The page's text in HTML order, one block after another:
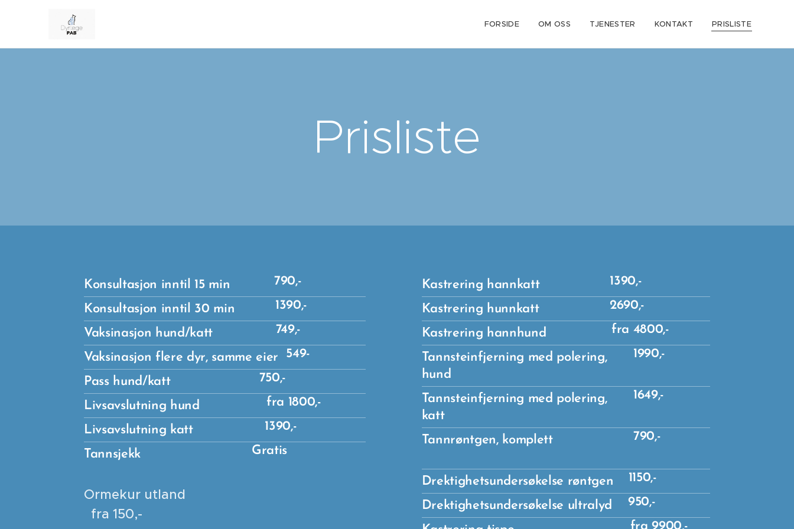
FORSIDE OM OSS TJENESTER KONTAKT PRISLISTE
Prisliste
Konsultasjon inntil 15 min 790,-
Konsultasjon inntil 30 min 1390,-
Vaksinasjon hund/katt 749,-
Vaksinasjon flere dyr, samme eier 549-
Pass hund/katt 750,-
Livsavslutning hund fra 1800,-
Livsavslutning katt 1390,-
Tannsjekk Gratis
Ormekur utland
fra 150,-
Kastrering hannkatt 1390,-
Kastrering hunnkatt 2690,-
Kastrering hannhund fra 4800,-
Tannsteinfjerning med polering,
hund
1990,-
Tannsteinfjerning med polering,
katt
1649,-
Tannrøntgen, komplett 790,-
Drektighetsundersøkelse røntgen 1150,-
Drektighetsundersøkelse ultralyd 950,-